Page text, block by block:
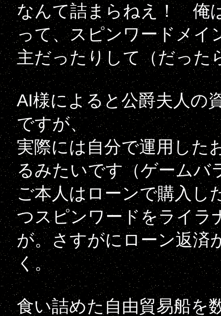
なんて詰まらねえ！ 俺
って、スピンワードメイ
主だったりして（だった
AI様によると公爵夫人の
ですが、
実際には自分で運用した
るみたいです（ゲームバ
ご本人はローンで購入し
つスピンワードをライラ
が。さすがにローン返済
く。
食い詰めた自由貿易船を